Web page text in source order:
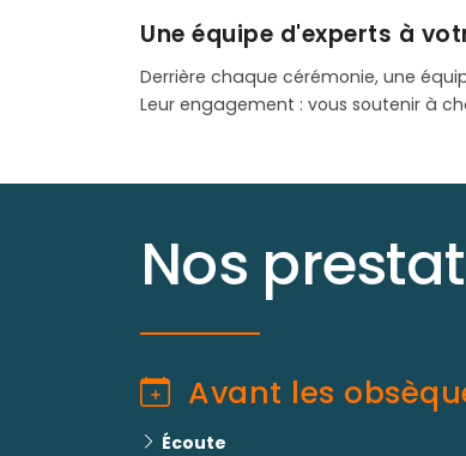
Une équipe d'experts à
Derrière chaque cérémonie, une
Leur engagement : vous soutenir à
Nos
Avant les
Écoute